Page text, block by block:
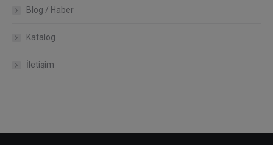
Blog / Haber
Katalog
İletişim